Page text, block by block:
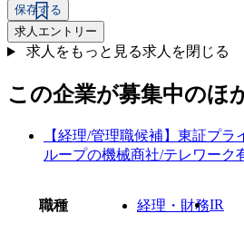
保存する
求人エントリー
求人をもっと見る求人を閉じる
この企業が募集中のほ
【経理/管理職候補】東証プ
ループの機械商社/テレワー
職種 経理・財務IR